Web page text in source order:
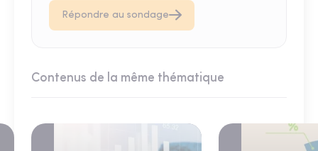
Répondre au sondage
Contenus de la même thématique